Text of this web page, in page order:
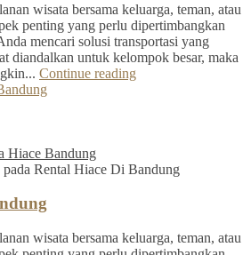
wisata bersama keluarga, teman, atau
penting yang perlu dipertimbangkan
mencari solusi transportasi yang
diandalkan untuk kelompok besar, maka
Continue reading
Hiace Bandung
pada Rental Hiace Di Bandung
wisata bersama keluarga, teman, atau